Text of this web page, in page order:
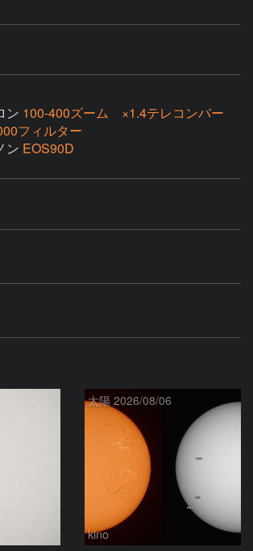
ン 100-400ズーム ×1.4テレコンバー
フィルター
ン EOS90D
太陽 2026/08/06
kino